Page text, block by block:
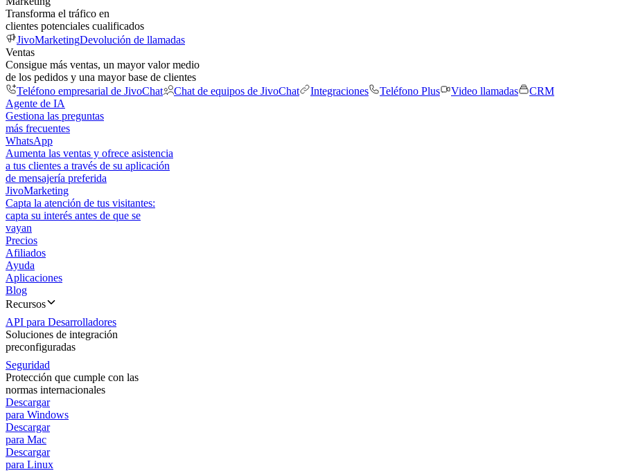
Transforma el tráfico en
clientes potenciales cualificados
JivoMarketingDevolución de llamadas
Ventas
Consigue más ventas, un mayor valor medio
de los pedidos y una mayor base de clientes
Teléfono empresarial de JivoChat
Chat de equipos de JivoChat Integraciones Teléfono Plus Video llamadas
CRM
Agente de IA
Gestiona las preguntas
más frecuentes
WhatsApp
Aumenta las ventas y ofrece asistencia
a tus clientes a través de su aplicación
de mensajería preferida
JivoMarketing
Capta la atención de tus visitantes:
capta su interés antes de que se
vayan
Precios
Afiliados
Ayuda
Aplicaciones
Blog
Recursos
API para Desarrolladores
Soluciones de integración
preconfiguradas
Seguridad
Protección que cumple con las
normas internacionales
Descargar
para Windows
Descargar
para Mac
Descargar
para Linux